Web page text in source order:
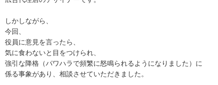
しかしながら、
今回、
役員に意見を言ったら、
気に食わないと目をつけられ、
強引な降格（パワハラで頻繁に怒鳴られるようになりました）に
係る事象があり、相談させていただきました。